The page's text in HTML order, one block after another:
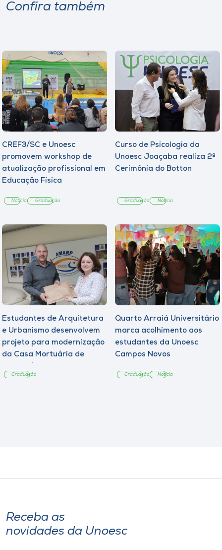
Confira também
CREF3/SC e Unoesc
promovem workshop de
atualização profissional em
Educação Física
Notícia Graduação
Curso de Psicologia da
Unoesc Joaçaba realiza 2ª
Cerimônia do Botton
Graduação Notícia
Estudantes de Arquitetura
e Urbanismo desenvolvem
projeto para modernização
da Casa Mortuária de
Graduação
Quarto Arraiá Universitário
marca acolhimento aos
estudantes da Unoesc
Campos Novos
Graduação Notícia
Receba as
novidades da Unoesc